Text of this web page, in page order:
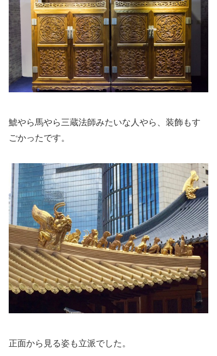
鯱やら馬やら三蔵法師みたいな人やら、装飾もす
ごかったです。
正面から見る姿も立派でした。